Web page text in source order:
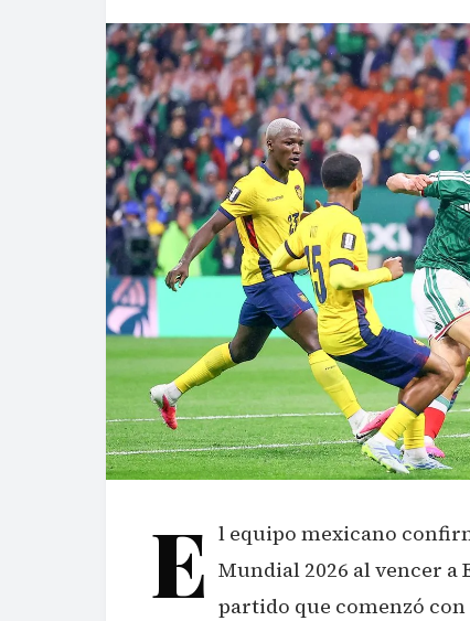
E l equipo mexicano
Mundial 2026 al vencer a
partido que comenzó